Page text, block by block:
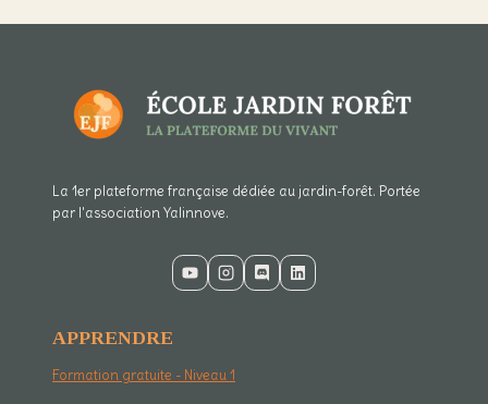
La 1er plateforme française dédiée au jardin-forêt. Portée
par l'association Yalinnove.
APPRENDRE
Formation gratuite - Niveau 1